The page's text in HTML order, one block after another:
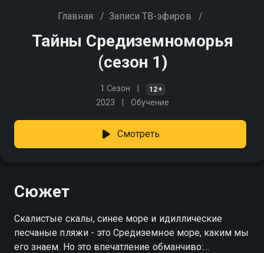
Главная / Записи ТВ-эфиров /
Тайны Средиземноморья
(сезон 1)
1 Сезон 12+
2023 Обучение
Смотреть
Сюжет
Скалистые скалы, синее море и идиллические
песчаные пляжи - это Средиземное море, каким мы
его знаем. Но это впечатление обманчиво: